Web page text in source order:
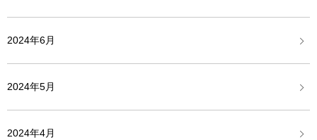
2024年6月
2024年5月
2024年4月